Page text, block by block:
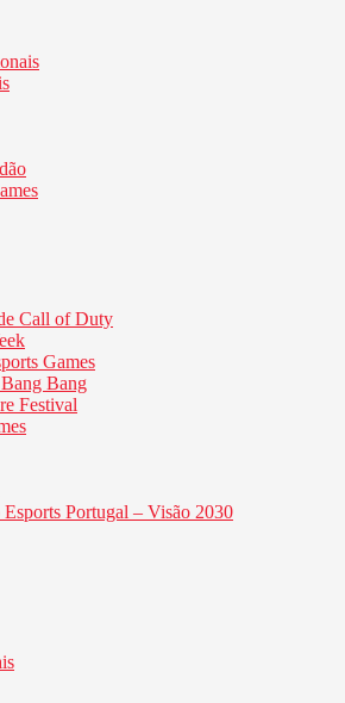
Call of Duty
Games
Bang
Festival
Portugal – Visão 2030